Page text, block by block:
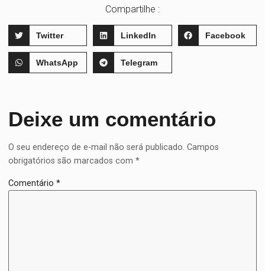
Compartilhe :
Twitter LinkedIn Facebook
WhatsApp Telegram
Deixe um comentário
O seu endereço de e-mail não será publicado. Campos
obrigatórios são marcados com*
Comentário*